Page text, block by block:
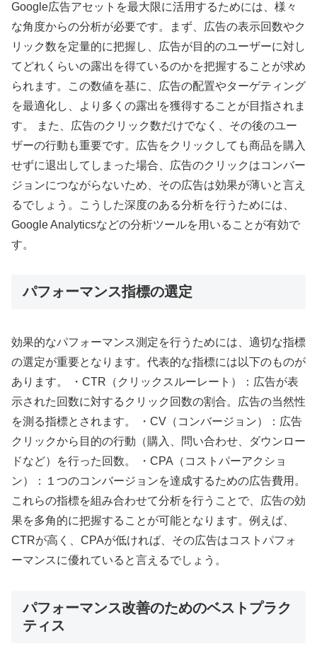
Google広告アセットを最大限に活用するためには、様々
な角度からの分析が必要です。まず、広告の表示回数やク
リック数を定量的に把握し、広告が目的のユーザーに対し
てどれくらいの露出を得ているのかを把握することが求め
られます。この数値を基に、広告の配置やターゲティング
を最適化し、より多くの露出を獲得することが目指されま
す。 また、広告のクリック数だけでなく、その後のユー
ザーの行動も重要です。広告をクリックしても商品を購入
せずに退出してしまった場合、広告のクリックはコンバー
ジョンにつながらないため、その広告は効果が薄いと言え
るでしょう。こうした深度のある分析を行うためには、
Google Analyticsなどの分析ツールを用いることが有効で
す。
パフォーマンス指標の選定
効果的なパフォーマンス測定を行うためには、適切な指標
の選定が重要となります。代表的な指標には以下のものが
あります。 ・CTR（クリックスルーレート）：広告が表
示された回数に対するクリック回数の割合。広告の当然性
を測る指標とされます。 ・CV（コンバージョン）：広告
クリックから目的の行動（購入、問い合わせ、ダウンロー
ドなど）を行った回数。 ・CPA（コストパーアクショ
ン）：１つのコンバージョンを達成するための広告費用。
これらの指標を組み合わせて分析を行うことで、広告の効
果を多角的に把握することが可能となります。例えば、
CTRが高く、CPAが低ければ、その広告はコストパフォ
ーマンスに優れていると言えるでしょう。
パフォーマンス改善のためのベストプラク
ティス